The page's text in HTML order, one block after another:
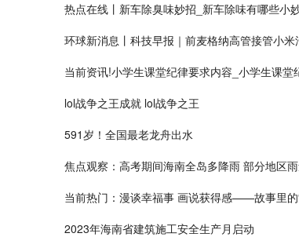
热点在线丨新车除臭味妙招_新车除味有哪些小
环球新消息丨科技早报｜前麦格纳高管接管小
当前资讯!小学生课堂纪律要求内容_小学生课堂
lol战争之王成就 lol战争之王
591岁！全国最老龙舟出水
焦点观察：高考期间海南全岛多降雨 部分地区
当前热门：漫谈幸福事 画说获得感——故事里的
2023年海南省建筑施工安全生产月启动